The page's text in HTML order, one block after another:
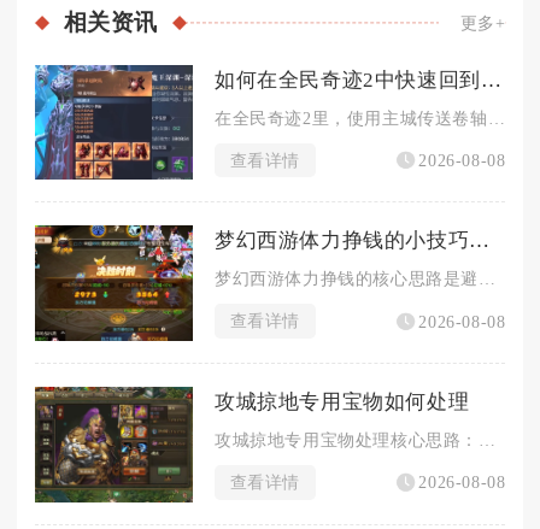
相关资讯 更多+
如何在全民奇迹2中快速回到城市
查看详情 2026-08-08
梦幻西游体力挣钱的小技巧是什么
梦幻西游体力挣钱的核心思路是避开低效的基础兑换，结合号的辅助...
查看详情 2026-08-08
攻城掠地专用宝物如何处理
查看详情 2026-08-08